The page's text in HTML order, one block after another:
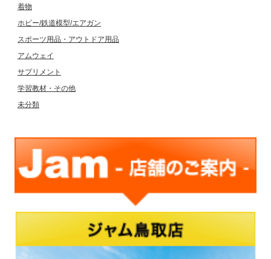
着物
ホビー/鉄道模型/エアガン
スポーツ用品・アウトドア用品
アムウェイ
サプリメント
学習教材・その他
未分類